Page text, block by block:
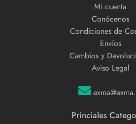
Mi cuenta
Conócenos
Condiciones de
Envíos
Cambios y
Aviso Legal
Princiales